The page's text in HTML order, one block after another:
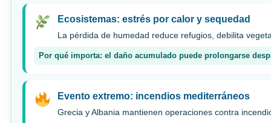
Ecosistemas: estrés por calor y sequedad
La pérdida de humedad reduce refugios, debilita
Por qué importa: el daño acumulado puede prolongarse
Evento extremo: incendios mediterráneos
Grecia y Albania mantienen operaciones contra